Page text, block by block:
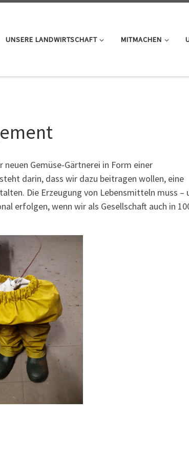
UNSERE LANDWIRTSCHAFT MITMACHEN
Gemüse-Gärtnerei in Form einer
darin, dass wir dazu beitragen wollen, eine
Die Erzeugung von Lebensmitteln muss –
erfolgen, wenn wir als Gesellschaft auch in